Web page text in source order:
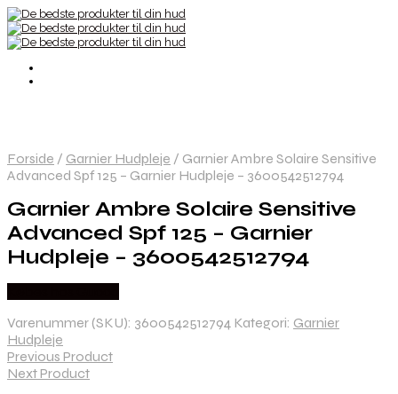
Forside / Garnier Hudpleje / Garnier Ambre Solaire Sensitive
Advanced Spf 125 – Garnier Hudpleje – 3600542512794
Garnier Ambre Solaire Sensitive
Advanced Spf 125 – Garnier
Hudpleje – 3600542512794
Varenummer (SKU): 3600542512794 Kategori: Garnier
Hudpleje
Previous Product
Next Product